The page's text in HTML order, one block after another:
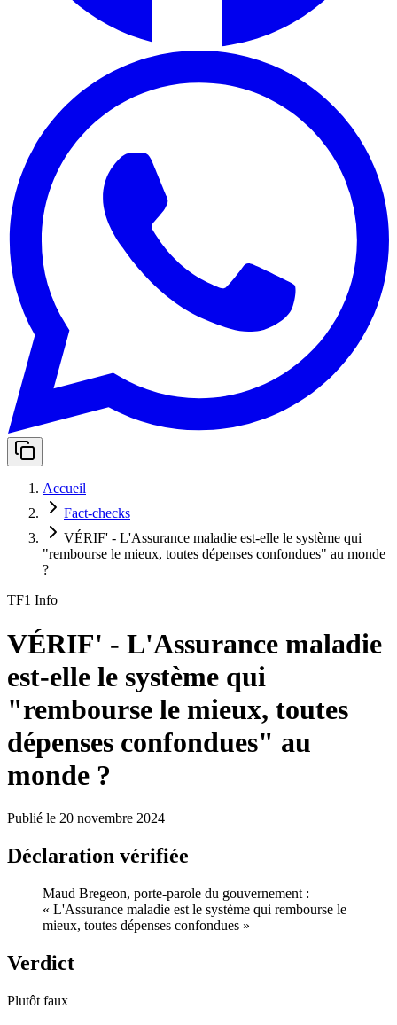
Accueil
Fact-checks
VÉRIF' - L'Assurance maladie est-elle le système qui
"rembourse le mieux, toutes dépenses confondues" au monde
?
TF1 Info
VÉRIF' - L'Assurance maladie
est-elle le système qui
"rembourse le mieux, toutes
dépenses confondues" au
monde ?
Publié le 20 novembre 2024
Déclaration vérifiée
Maud Bregeon, porte-parole du gouvernement :
« L'Assurance maladie est le système qui rembourse le
mieux, toutes dépenses confondues »
Verdict
Plutôt faux